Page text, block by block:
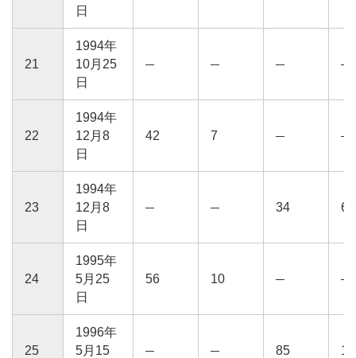
日
21
1994年
10月25
日
22
1994年
12月8
日
42 7
23
1994年
12月8
日
34 6
24
1995年
5月25
日
56 10
25
1996年
5月15
85 15